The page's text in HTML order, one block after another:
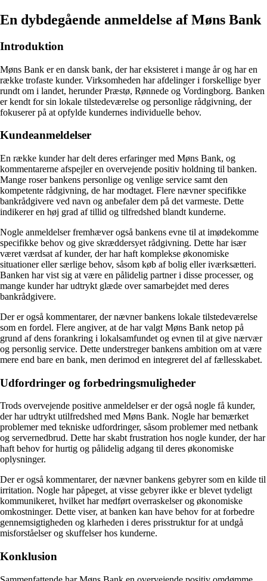
En dybdegående anmeldelse af Møns Bank
Introduktion
Møns Bank er en dansk bank, der har eksisteret i mange år og har en
række trofaste kunder. Virksomheden har afdelinger i forskellige byer
rundt om i landet, herunder Præstø, Rønnede og Vordingborg. Banken
er kendt for sin lokale tilstedeværelse og personlige rådgivning, der
fokuserer på at opfylde kundernes individuelle behov.
Kundeanmeldelser
En række kunder har delt deres erfaringer med Møns Bank, og
kommentarerne afspejler en overvejende positiv holdning til banken.
Mange roser bankens personlige og venlige service samt den
kompetente rådgivning, de har modtaget. Flere nævner specifikke
bankrådgivere ved navn og anbefaler dem på det varmeste. Dette
indikerer en høj grad af tillid og tilfredshed blandt kunderne.
Nogle anmeldelser fremhæver også bankens evne til at imødekomme
specifikke behov og give skræddersyet rådgivning. Dette har især
været værdsat af kunder, der har haft komplekse økonomiske
situationer eller særlige behov, såsom køb af bolig eller iværksætteri.
Banken har vist sig at være en pålidelig partner i disse processer, og
mange kunder har udtrykt glæde over samarbejdet med deres
bankrådgivere.
Der er også kommentarer, der nævner bankens lokale tilstedeværelse
som en fordel. Flere angiver, at de har valgt Møns Bank netop på
grund af dens forankring i lokalsamfundet og evnen til at give nærvær
og personlig service. Dette understreger bankens ambition om at være
mere end bare en bank, men derimod en integreret del af fællesskabet.
Udfordringer og forbedringsmuligheder
Trods overvejende positive anmeldelser er der også nogle få kunder,
der har udtrykt utilfredshed med Møns Bank. Nogle har bemærket
problemer med tekniske udfordringer, såsom problemer med netbank
og servernedbrud. Dette har skabt frustration hos nogle kunder, der har
haft behov for hurtig og pålidelig adgang til deres økonomiske
oplysninger.
Der er også kommentarer, der nævner bankens gebyrer som en kilde til
irritation. Nogle har påpeget, at visse gebyrer ikke er blevet tydeligt
kommunikeret, hvilket har medført overraskelser og økonomiske
omkostninger. Dette viser, at banken kan have behov for at forbedre
gennemsigtigheden og klarheden i deres prisstruktur for at undgå
misforståelser og skuffelser hos kunderne.
Konklusion